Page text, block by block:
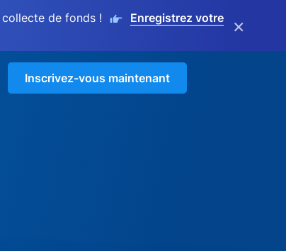
de fonds !
Enregistrez votre
×
Inscrivez-vous maintenant